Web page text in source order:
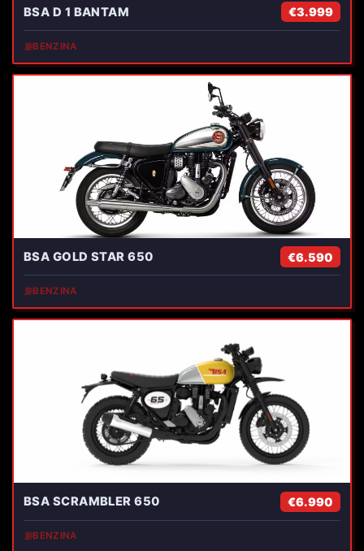
BSA D 1 BANTAM €3.999
⛽BENZINA
BSA GOLD STAR 650 €6.590
⛽BENZINA
BSA SCRAMBLER 650 €6.990
⛽BENZINA